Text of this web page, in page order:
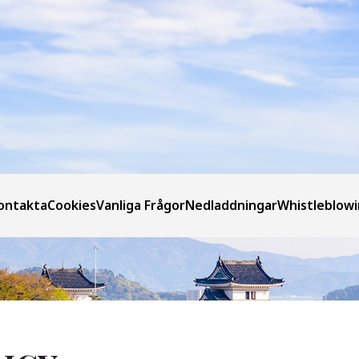
CookiesVanliga FrågorNedladdningar